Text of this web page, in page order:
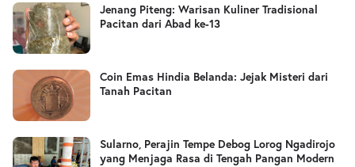
Jenang Piteng: Warisan Kuliner Tradisional
Pacitan dari Abad ke-13
Coin Emas Hindia Belanda: Jejak Misteri dari
Tanah Pacitan
Sularno, Perajin Tempe Debog Lorog Ngadirojo
yang Menjaga Rasa di Tengah Pangan Modern